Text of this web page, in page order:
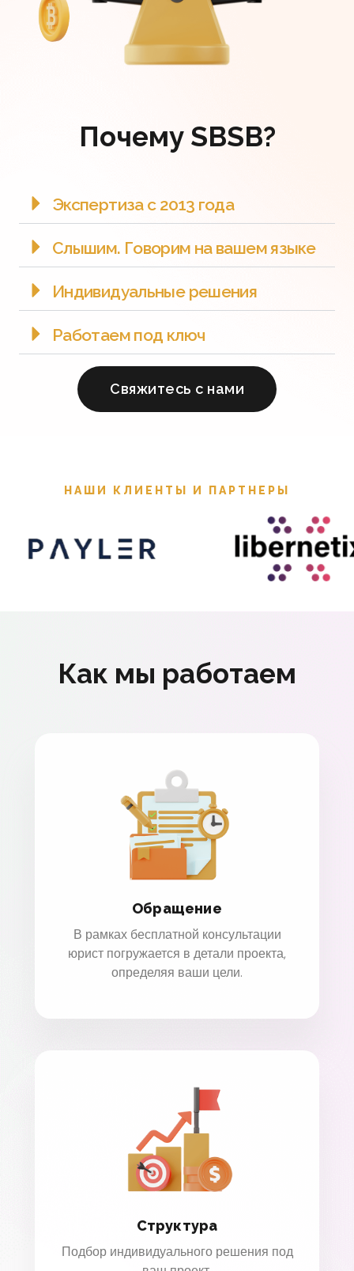
Почему SBSB?
Экспертиза с 2013 года
Слышим. Говорим на вашем языке
Индивидуальные решения
Работаем под ключ
Cвяжитесь с нами
НАШИ КЛИЕНТЫ И ПАРТНЕРЫ
Как мы работаем
Обращение
В рамках бесплатной консультации
юрист погружается в детали проекта,
определяя ваши цели.
Структура
Подбор индивидуального решения под